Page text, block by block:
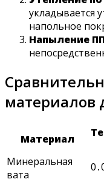
укладывается
напольное
Напыление
материалов
Материал
Минеральная
вата